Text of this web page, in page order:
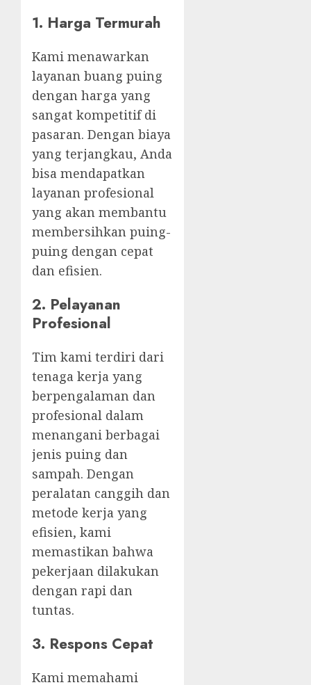
1. Harga Termurah
Kami menawarkan
layanan buang puing
dengan harga yang
sangat kompetitif di
pasaran. Dengan biaya
yang terjangkau, Anda
bisa mendapatkan
layanan profesional
yang akan membantu
membersihkan puing-
puing dengan cepat
dan efisien.
2. Pelayanan
Profesional
Tim kami terdiri dari
tenaga kerja yang
berpengalaman dan
profesional dalam
menangani berbagai
jenis puing dan
sampah. Dengan
peralatan canggih dan
metode kerja yang
efisien, kami
memastikan bahwa
pekerjaan dilakukan
dengan rapi dan
tuntas.
3. Respons Cepat
Kami memahami